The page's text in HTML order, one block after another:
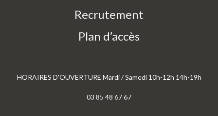
Recrutement
Plan d’accès
HORAIRES D'OUVERTURE Mardi / Samedi 10h-12h 14h-19h
03 85 48 67 67